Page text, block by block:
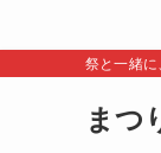
祭と一緒に
まつ